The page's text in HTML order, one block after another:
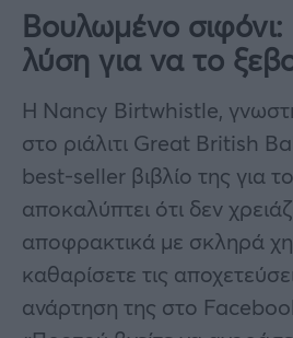
Βουλωμένο
λύση για να το
Η Nancy Birtwhistle, γνωστή
στο ριάλιτι Great British
best-seller βιβλίο της για
αποκαλύπτει ότι δεν
αποφρακτικά με σκληρά
καθαρίσετε τις
ανάρτηση της στο